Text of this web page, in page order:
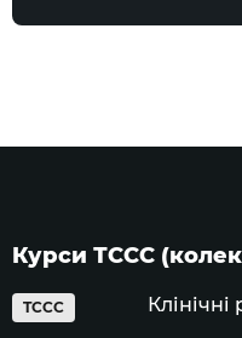
Курси ТССС
TCCC